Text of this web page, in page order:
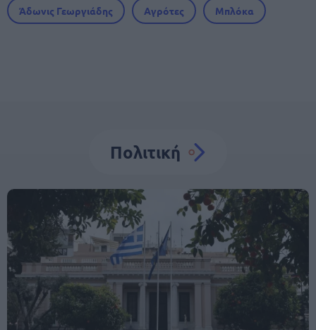
Άδωνις Γεωργιάδης Αγρότες Μπλόκα
Πολιτική